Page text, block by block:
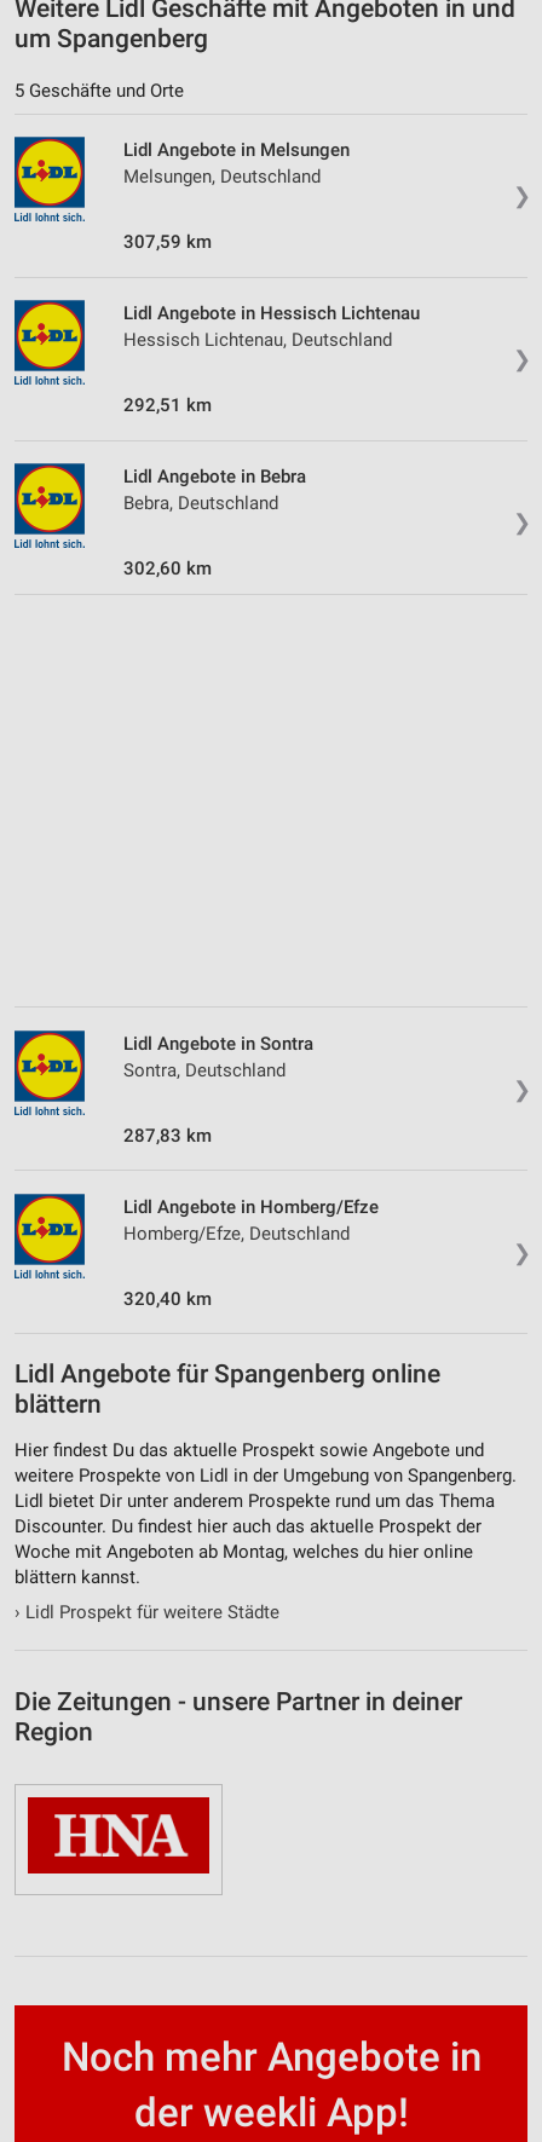
Weitere Lidl Geschäfte mit Angeboten in und
um Spangenberg
5 Geschäfte und Orte
❯
Lidl Angebote in Melsungen
Melsungen, Deutschland
307,59 km
❯
Lidl Angebote in Hessisch Lichtenau
Hessisch Lichtenau, Deutschland
292,51 km
❯
Lidl Angebote in Bebra
Bebra, Deutschland
302,60 km
❯
Lidl Angebote in Sontra
Sontra, Deutschland
287,83 km
❯
Lidl Angebote in Homberg/Efze
Homberg/Efze, Deutschland
320,40 km
Lidl Angebote für Spangenberg online
blättern
Hier findest Du das aktuelle Prospekt sowie Angebote und
weitere Prospekte von Lidl in der Umgebung von Spangenberg.
Lidl bietet Dir unter anderem Prospekte rund um das Thema
Discounter. Du findest hier auch das aktuelle Prospekt der
Woche mit Angeboten ab Montag, welches du hier online
blättern kannst.
› Lidl Prospekt für weitere Städte
Die Zeitungen - unsere Partner in deiner
Region
Noch mehr Angebote in
der weekli App!
Geräte anhand von aktiv angeforderten
Informationen identifizieren
Performance
Funktional